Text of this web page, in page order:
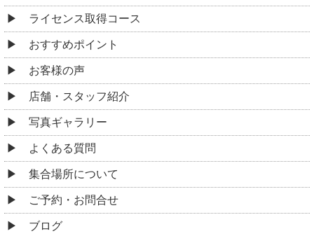
ライセンス取得コース
おすすめポイント
お客様の声
店舗・スタッフ紹介
写真ギャラリー
よくある質問
集合場所について
ご予約・お問合せ
ブログ